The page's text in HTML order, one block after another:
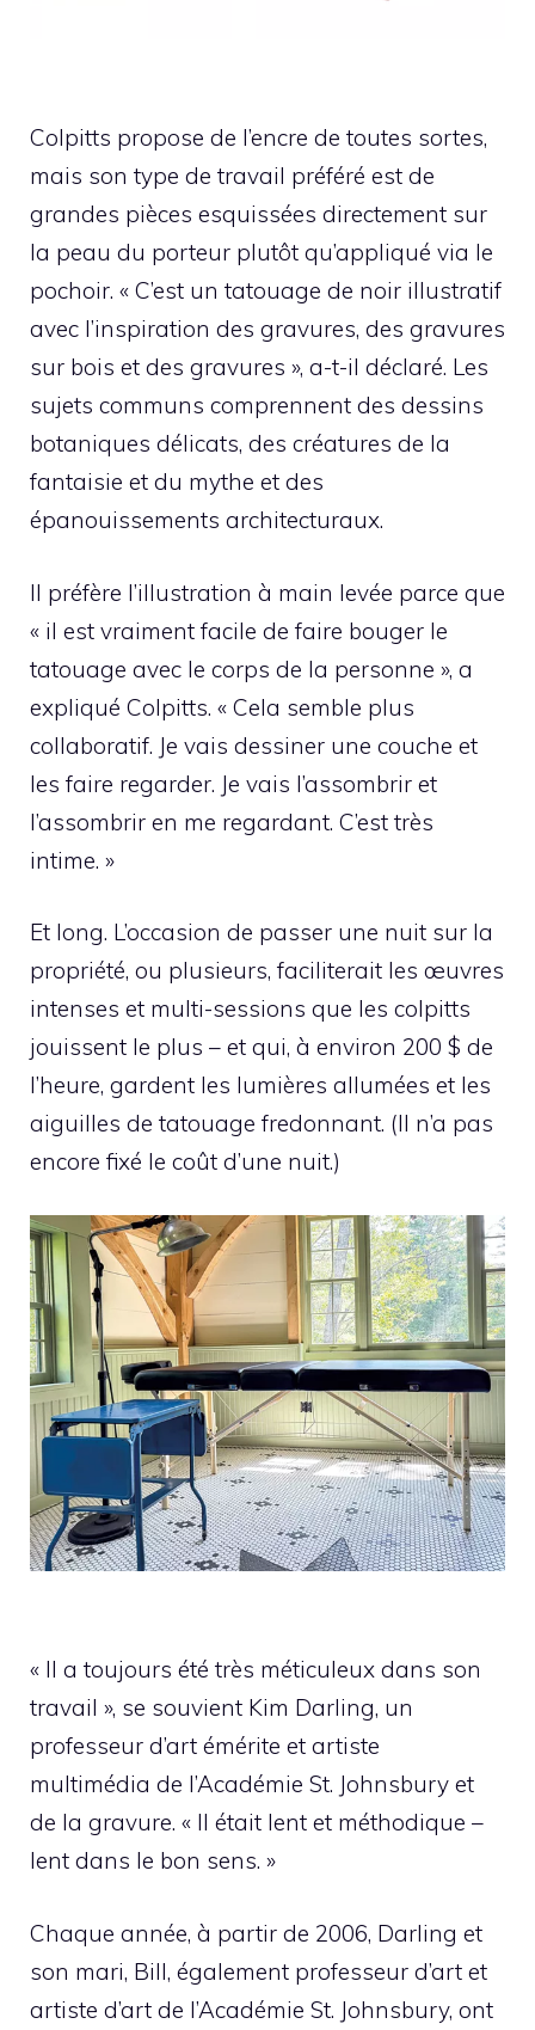
Colpitts propose de l’encre de toutes sortes,
mais son type de travail préféré est de
grandes pièces esquissées directement sur
la peau du porteur plutôt qu’appliqué via le
pochoir. « C’est un tatouage de noir illustratif
avec l’inspiration des gravures, des gravures
sur bois et des gravures », a-t-il déclaré. Les
sujets communs comprennent des dessins
botaniques délicats, des créatures de la
fantaisie et du mythe et des
épanouissements architecturaux.
Il préfère l’illustration à main levée parce que
« il est vraiment facile de faire bouger le
tatouage avec le corps de la personne », a
expliqué Colpitts. « Cela semble plus
collaboratif. Je vais dessiner une couche et
les faire regarder. Je vais l’assombrir et
l’assombrir en me regardant. C’est très
intime. »
Et long. L’occasion de passer une nuit sur la
propriété, ou plusieurs, faciliterait les œuvres
intenses et multi-sessions que les colpitts
jouissent le plus – et qui, à environ 200 $ de
l’heure, gardent les lumières allumées et les
aiguilles de tatouage fredonnant. (Il n’a pas
encore fixé le coût d’une nuit.)
« Il a toujours été très méticuleux dans son
travail », se souvient Kim Darling, un
professeur d’art émérite et artiste
multimédia de l’Académie St. Johnsbury et
de la gravure. « Il était lent et méthodique –
lent dans le bon sens. »
Chaque année, à partir de 2006, Darling et
son mari, Bill, également professeur d’art et
artiste d’art de l’Académie St. Johnsbury, ont